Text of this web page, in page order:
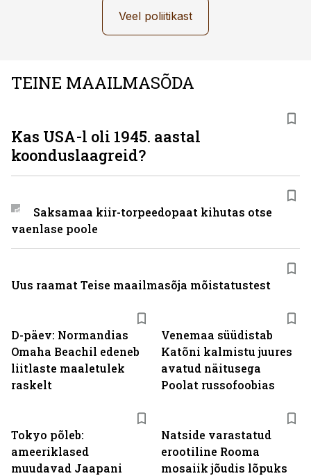
Veel poliitikast
TEINE MAAILMASÕDA
D-päev: Normandias
Omaha Beachil edeneb
liitlaste maaletulek
raskelt
Venemaa süüdistab
Katõni kalmistu juures
avatud näitusega
Poolat russofoobias
Tokyo põleb:
ameeriklased
muudavad Jaapani
Natside varastatud
erootiline Rooma
mosaiik jõudis lõpuks
Kas USA-l oli 1945. aastal
koonduslaagreid?
Saksamaa kiir-torpeedo­paat kihutas otse
vaenlase poole
Uus raamat Teise maailmasõja mõistatustest